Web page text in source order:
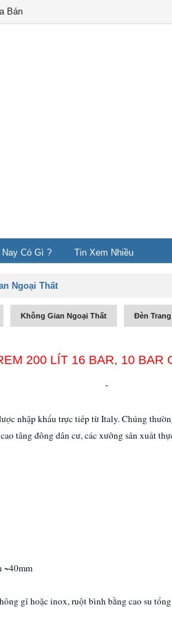
Bán
Nay Có Gì ? Tin Xem Nhiều
Ngoại Thất
Không Gian Ngoại Thất Đèn
200 LÍT 16 BAR, 10 BAR
-
nhập khẩu trực tiếp từ Italy. Chúng
tâng đông dân cư, các xưởng sản xuất
~40mm
gỉ hoặc inox, ruột bình bằng cao su